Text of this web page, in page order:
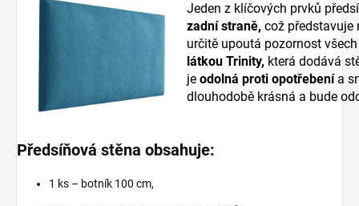
Jeden z klíčových prvků
zadní straně, což
určitě upoutá pozornost
látkou Trinity, která dodává
je odolná proti opotřebenía
dlouhodobě krásná a bude
Předsíňová stěna obsahuje:
1 ks – botník 100 cm,